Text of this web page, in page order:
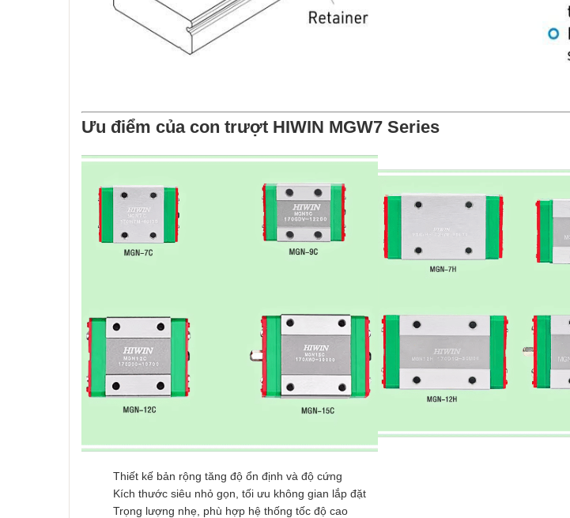
Ưu điểm của con trượt HIWIN MGW7 Series
Thiết kế bản rộng tăng độ ổn định và độ cứng
Kích thước siêu nhỏ gọn, tối ưu không gian lắp đặt
Trọng lượng nhẹ, phù hợp hệ thống tốc độ cao